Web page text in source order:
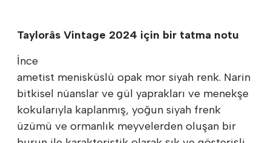
Taylorâs Vintage 2024 için bir tatma notu
İnce
ametist menisküslü opak mor siyah renk. Narin
bitkisel nüanslar ve gül yaprakları ve menekşe
kokularıyla kaplanmış, yoğun siyah frenk
üzümü ve ormanlık meyvelerden oluşan bir